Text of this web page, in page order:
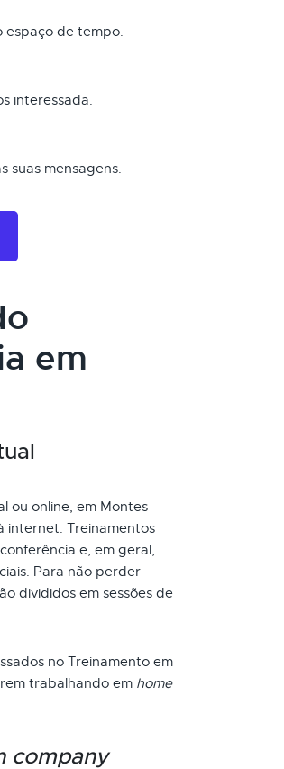
espaço de tempo.
interessada.
suas mensagens.
em
ou online, em Montes
internet. Treinamentos
e, em geral,
Para não perder
divididos em sessões de
no Treinamento em
trabalhando em home
company